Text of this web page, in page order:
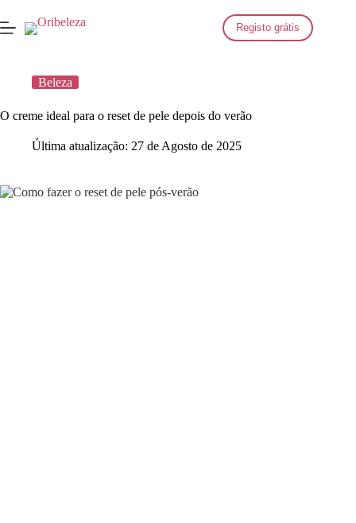
para
o
Registo grátis
Beleza
O creme ideal para o reset de pele depois do verão
Última atualização: 27 de Agosto de 2025